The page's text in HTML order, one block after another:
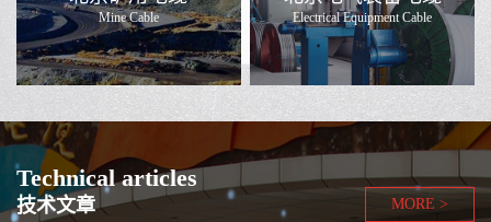
Mine Cable Electrical Equipment Cable
Technical articles
技术文章 MORE >